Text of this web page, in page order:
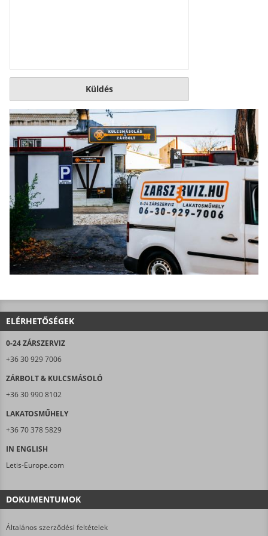
ELÉRHETŐSÉGEK
0-24 ZÁRSZERVIZ
+36 30 929 7006
ZÁRBOLT & KULCSMÁSOLÓ
+36 30 990 8102
LAKATOSMŰHELY
+36 70 378 5829
IN ENGLISH
Letis-Europe.com
DOKUMENTUMOK
Általános szerződési feltételek